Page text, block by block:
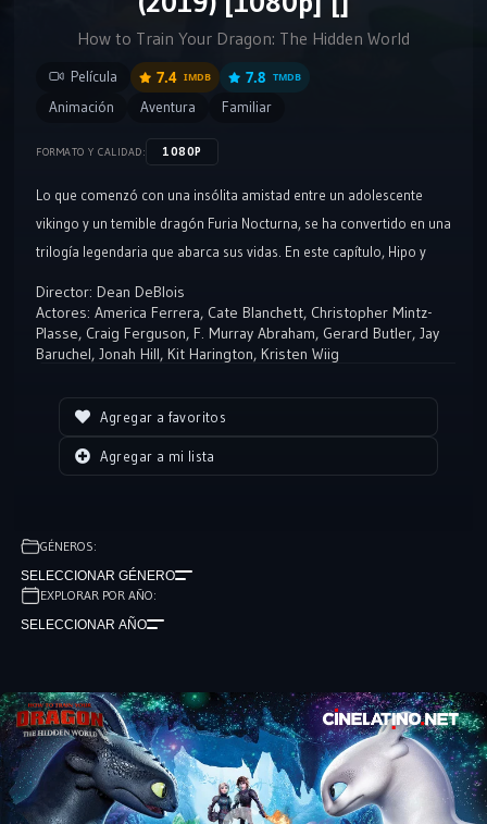
How to Train Your Dragon: The Hidden World
Película 7.4 IMDB 7.8 TMDB
Animación Aventura Familiar
FORMATO Y CALIDAD: 1080P
Lo que comenzó con una insólita amistad entre un adolescente
vikingo y un temible dragón Furia Nocturna, se ha convertido en una
trilogía legendaria que abarca sus vidas. En este capítulo, Hipo y
jefe del pueblo y gobernante de Berk a lado de Astrid y ser el
dragón líder de su propia especie. Como ambos ascienden, la
amenaza más oscura que han enfrentado, así como la aparición de
nunca antes.
Director: Dean DeBlois
Actores: America Ferrera, Cate Blanchett, Christopher Mintz-
Plasse, Craig Ferguson, F. Murray Abraham, Gerard Butler, Jay
Baruchel, Jonah Hill, Kit Harington, Kristen Wiig
Agregar a favoritos
Agregar a mi lista
GÉNEROS:
SELECCIONAR GÉNERO
EXPLORAR POR AÑO:
SELECCIONAR AÑO